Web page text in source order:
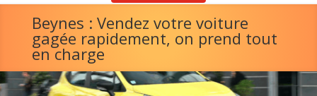
Beynes : Vendez votre voiture
gagée rapidement, on prend tout
en charge